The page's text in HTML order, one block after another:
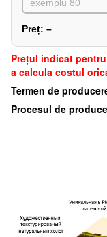
Preț: –
Preţul indicat
a calcula costul
Termen de
Procesul de